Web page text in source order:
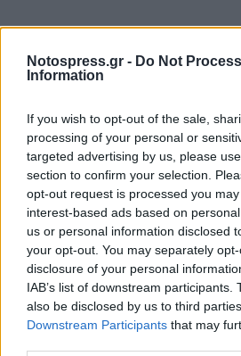
Notospress.gr - Do Not
Information
If you wish to opt-out of the sale,
processing of your personal or
targeted advertising by us, please
section to confirm your selection.
opt-out request is processed you
interest-based ads based on
us or personal information disclosed
your opt-out. You may separately
disclosure of your personal
IAB’s list of downstream participants.
also be disclosed by us to third
Downstream Participants that may